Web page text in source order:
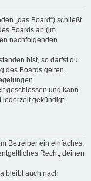
„das Board“) schließt
Boards ab (im
nachfolgenden
bist, so darfst du
des Boards gelten
geschlossen und kann
jederzeit gekündigt
Betreiber ein einfaches,
Recht, deinen
bleibt auch nach